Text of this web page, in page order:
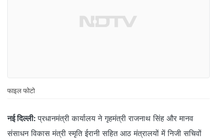
फाइल फोटो
नई दिल्ली: प्रधानमंत्री कार्यालय ने गृहमंत्री राजनाथ सिंह और मानव
संसाधन विकास मंत्री स्मृति ईरानी सहित आठ मंत्रालयों में निजी सचिवों